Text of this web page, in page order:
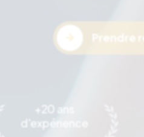
 Prendre
+20 ans
d'expérience